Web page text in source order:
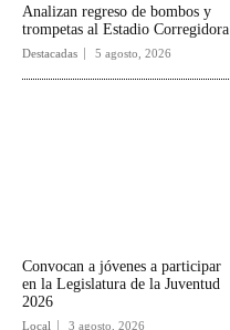
Analizan regreso de bombos y
trompetas al Estadio Corregidora
Destacadas 5 agosto, 2026
Convocan a jóvenes a participar
en la Legislatura de la Juventud
2026
Local 3 agosto, 2026